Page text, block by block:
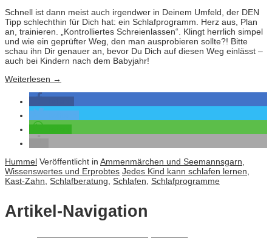
Schnell ist dann meist auch irgendwer in Deinem Umfeld, der DEN
Tipp schlechthin für Dich hat: ein Schlafprogramm. Herz aus, Plan
an, trainieren. „Kontrolliertes Schreienlassen“. Klingt herrlich simpel
und wie ein geprüfter Weg, den man ausprobieren sollte?! Bitte
schau ihn Dir genauer an, bevor Du Dich auf diesen Weg einlässt –
auch bei Kindern nach dem Babyjahr!
Weiterlesen →
Hummel Veröffentlicht in Ammenmärchen und Seemannsgarn,
Wissenswertes und Erprobtes Jedes Kind kann schlafen lernen,
Kast-Zahn, Schlafberatung, Schlafen, Schlafprogramme
Artikel-Navigation